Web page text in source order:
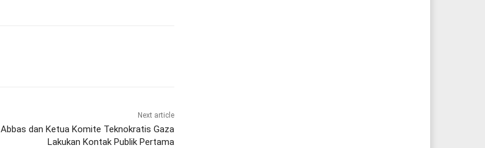
Next article
Abbas dan Ketua Komite Teknokratis Gaza
Lakukan Kontak Publik Pertama